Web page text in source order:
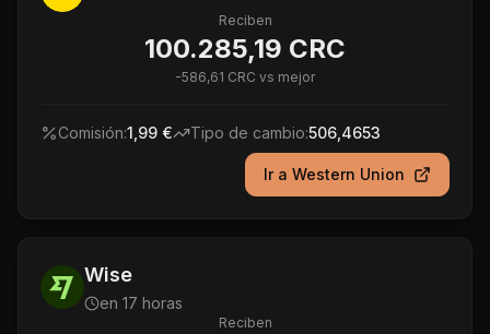
Reciben
100.285,19 CRC
-586,61 CRC vs mejor
Comisión:1,99 € Tipo de cambio:506,4653
Ir a Western Union
Wise
en 17 horas
Reciben